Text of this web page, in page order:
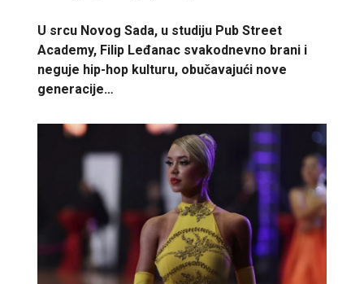
U srcu Novog Sada, u studiju Pub Street
Academy, Filip Leđanac svakodnevno brani i
neguje hip-hop kulturu, obučavajući nove
generacije…